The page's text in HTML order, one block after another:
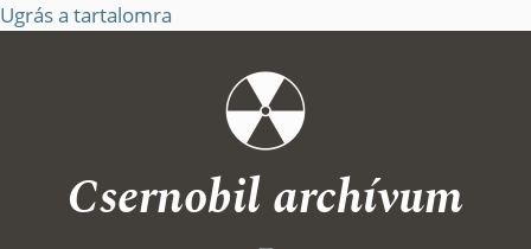
Ugrás a tartalomra
Csernobil archívum